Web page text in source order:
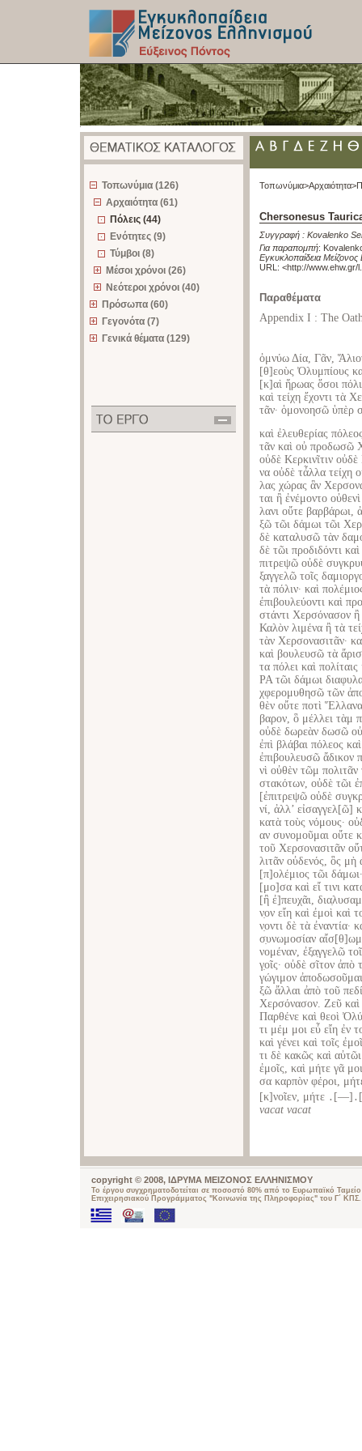
Τοπωνύμια (126)
Αρχαιότητα (61)
Πόλεις (44)
Ενότητες (9)
Τύμβοι (8)
Μέσοι χρόνοι (26)
Νεότεροι χρόνοι (40)
Πρόσωπα (60)
Γεγονότα (7)
Γενικά θέματα (129)
Τοπωνύμια>Αρχαιότητα>
Chersonesus
Συγγραφή : Kovalenko
Για παραπομπή:
Εγκυκλοπαίδεια
URL: <http://www.ehw.gr/
Παραθέματα
Appendix I : The
ὀμνύω Δία, Γᾶν,
[θ]εοὺς Ὀλυμπίους
[κ]αὶ ἥρωας ὅσοι
καὶ τείχη ἔχοντι τὰ
τᾶν· ὁμονοησῶ ὑπὲρ
καὶ ἐλευθερίας
τᾶν καὶ οὐ προδωσῶ
οὐδὲ Κερκινῖτιν
να οὐδὲ τἆλλα τείχη
λας χώρας ἃν
ται ἢ ἐνέμοντο
λανι οὔτε βαρβάρωι,
ξῶ τῶι δάμωι τῶι
δὲ καταλυσῶ τὰν
δὲ τῶι προδιδόντι
πιτρεψῶ οὐδὲ
ξαγγελῶ τοῖς
τὰ πόλιν· καὶ
ἐπιβουλεύοντι καὶ
στάντι Χερσόνασον ἢ
Καλὸν λιμένα ἢ τὰ
τὰν Χερσονασιτᾶν·
καὶ βουλευσῶ τὰ
τα πόλει καὶ
ΡΑ τῶι δάμωι
χφερομυθησῶ τῶν
θὲν οὔτε ποτὶ
βαρον, ὃ μέλλει τὰμ
οὐδὲ δωρεὰν δωσῶ
ἐπὶ βλάβαι πόλεος
ἐπιβουλευσῶ ἄδικον
νὶ οὐθὲν τῶμ
στακότων, οὐδὲ τῶι
[ἐπιτρεψῶ οὐδὲ
νί, ἀλλ’ εἰσαγγελ[ῶ]
κατὰ τοὺς νόμους·
αν συνομοῦμαι οὔτε
τοῦ Χερσονασιτᾶν
λιτᾶν οὐδενός, ὃς μὴ
[π]ολέμιος τῶι
[μο]σα καὶ εἴ τινι
[ἢ ἐ]πευχᾶι,
ν̣ον εἴη καὶ ἐμοὶ καὶ
ν̣οντι δὲ τὰ ἐναντία·
σ̣υνωμοσίαν
νομέναν, ἐξα̣γγελῶ
γ̣οῖς· οὐδὲ σῖτον
γώγιμον
ξῶ ἄλλαι ἀπὸ τοῦ
Χερσόνασον. Ζεῦ
Παρθένε καὶ θεοὶ
τι μέμ μοι εὖ εἴη ἐν
καὶ γένει καὶ τοῖς
τι δὲ κακῶς καὶ
ἐμοῖς, καὶ μήτε γᾶ
σα καρπὸν φέροι,
[κ]νοῖεν, μήτε
vacat vacat
copyright © 2008, ΙΔΡΥΜΑ ΜΕΙΖΟΝΟΣ ΕΛΛΗΝΙΣΜΟΥ
Το έργου συγχρηματοδοτείται σε ποσοστό 80% από το Ευρωπαϊκό
Επιχειρησιακού Προγράμματος "Κοινωνία της Πληροφορίας" του Γ΄ ΚΠΣ.